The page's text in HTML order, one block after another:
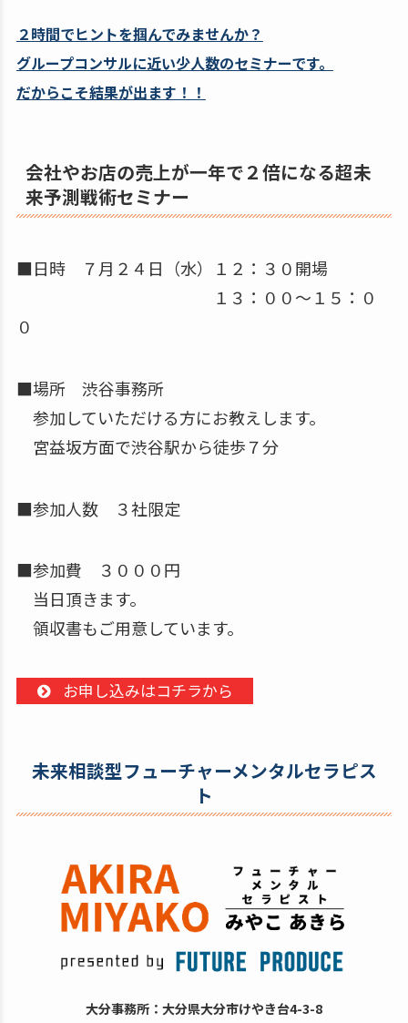
２時間でヒントを掴んでみませんか？
グループコンサルに近い少人数のセミナーです。
だからこそ結果が出ます！！
会社やお店の売上が一年で２倍になる超未
来予測戦術セミナー
■日時 ７月２４日（水）１２：３０開場
１３：００～１５：０
０
■場所 渋谷事務所
参加していただける方にお教えします。
宮益坂方面で渋谷駅から徒歩７分
■参加人数 ３社限定
■参加費 ３０００円
当日頂きます。
領収書もご用意しています。
お申し込みはコチラから
未来相談型フューチャーメンタルセラピス
ト
大分事務所：大分県大分市けやき台4-3-8